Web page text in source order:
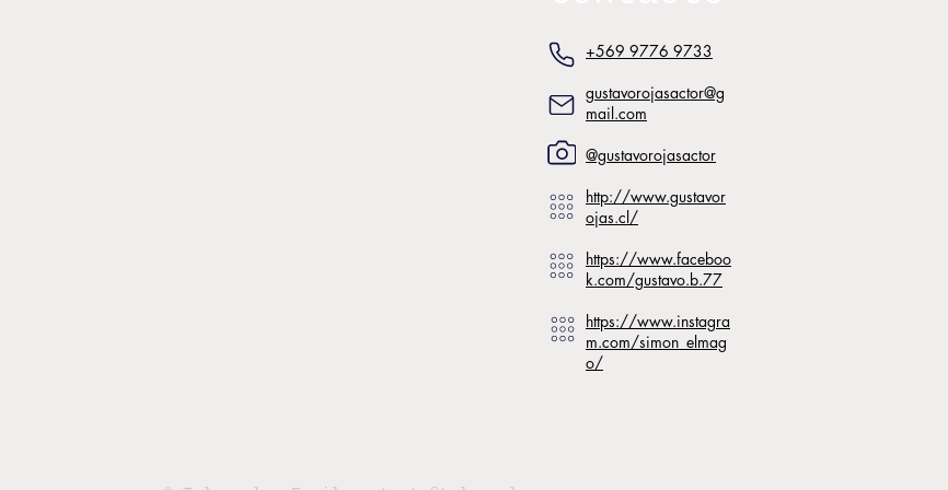
+569 9776 9733
gustavorojasactor@g
mail.com
@gustavorojasactor
http://www.gustavor
ojas.cl/
https://www.faceboo
k.com/gustavo.b.77
https://www.instagra
m.com/simon_elmag
o/